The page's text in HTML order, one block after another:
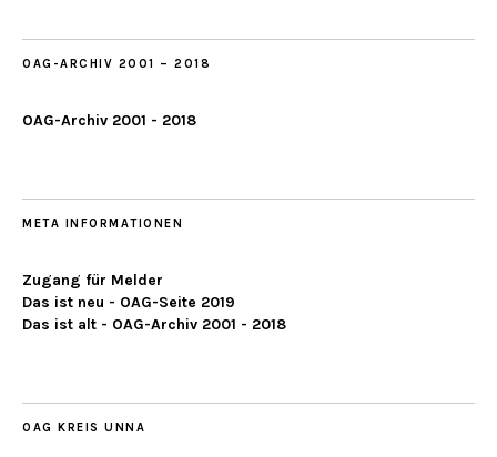
OAG-ARCHIV 2001 – 2018
OAG-Archiv 2001 - 2018
META INFORMATIONEN
Zugang für Melder
Das ist neu - OAG-Seite 2019
Das ist alt - OAG-Archiv 2001 - 2018
OAG KREIS UNNA